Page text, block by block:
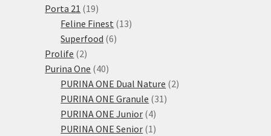
produkt
Porta 21 1919
produktů
Feline Finest 1313
Superfood 66
Prolife 22
produkty
Purina One 4040
produktů
PURINA ONE Dual Nature 22
PURINA ONE Granule 31 31
PURINA ONE Junior 44
produkty
PURINA ONE Senior 1 1